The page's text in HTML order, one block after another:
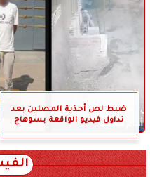
ضبط لص أحذية المصلين بعد
تداول فيديو الواقعة بسوهاج